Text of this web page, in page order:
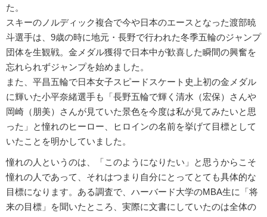
た。
スキーのノルディック複合で今や日本のエースとなった渡部暁
斗選手は、9歳の時に地元・長野で行われた冬季五輪のジャンプ
団体を生観戦。金メダル獲得で日本中が歓喜した瞬間の興奮を
忘れられずジャンプを始めました。
また、平昌五輪で日本女子スピードスケート史上初の金メダル
に輝いた小平奈緒選手も「長野五輪で輝く清水（宏保）さんや
岡崎（朋美）さんが見ていた景色を今度は私が見てみたいと思
った」と憧れのヒーロー、ヒロインの名前を挙げて目標として
いたことを明かしていました。
憧れの人というのは、「このようになりたい」と思うからこそ
憧れの人であって、それはつまり自分にとってとても具体的な
目標になります。ある調査で、ハーバード大学のMBA生に「将
来の目標」を聞いたところ、実際に文書にしていたのは全体の